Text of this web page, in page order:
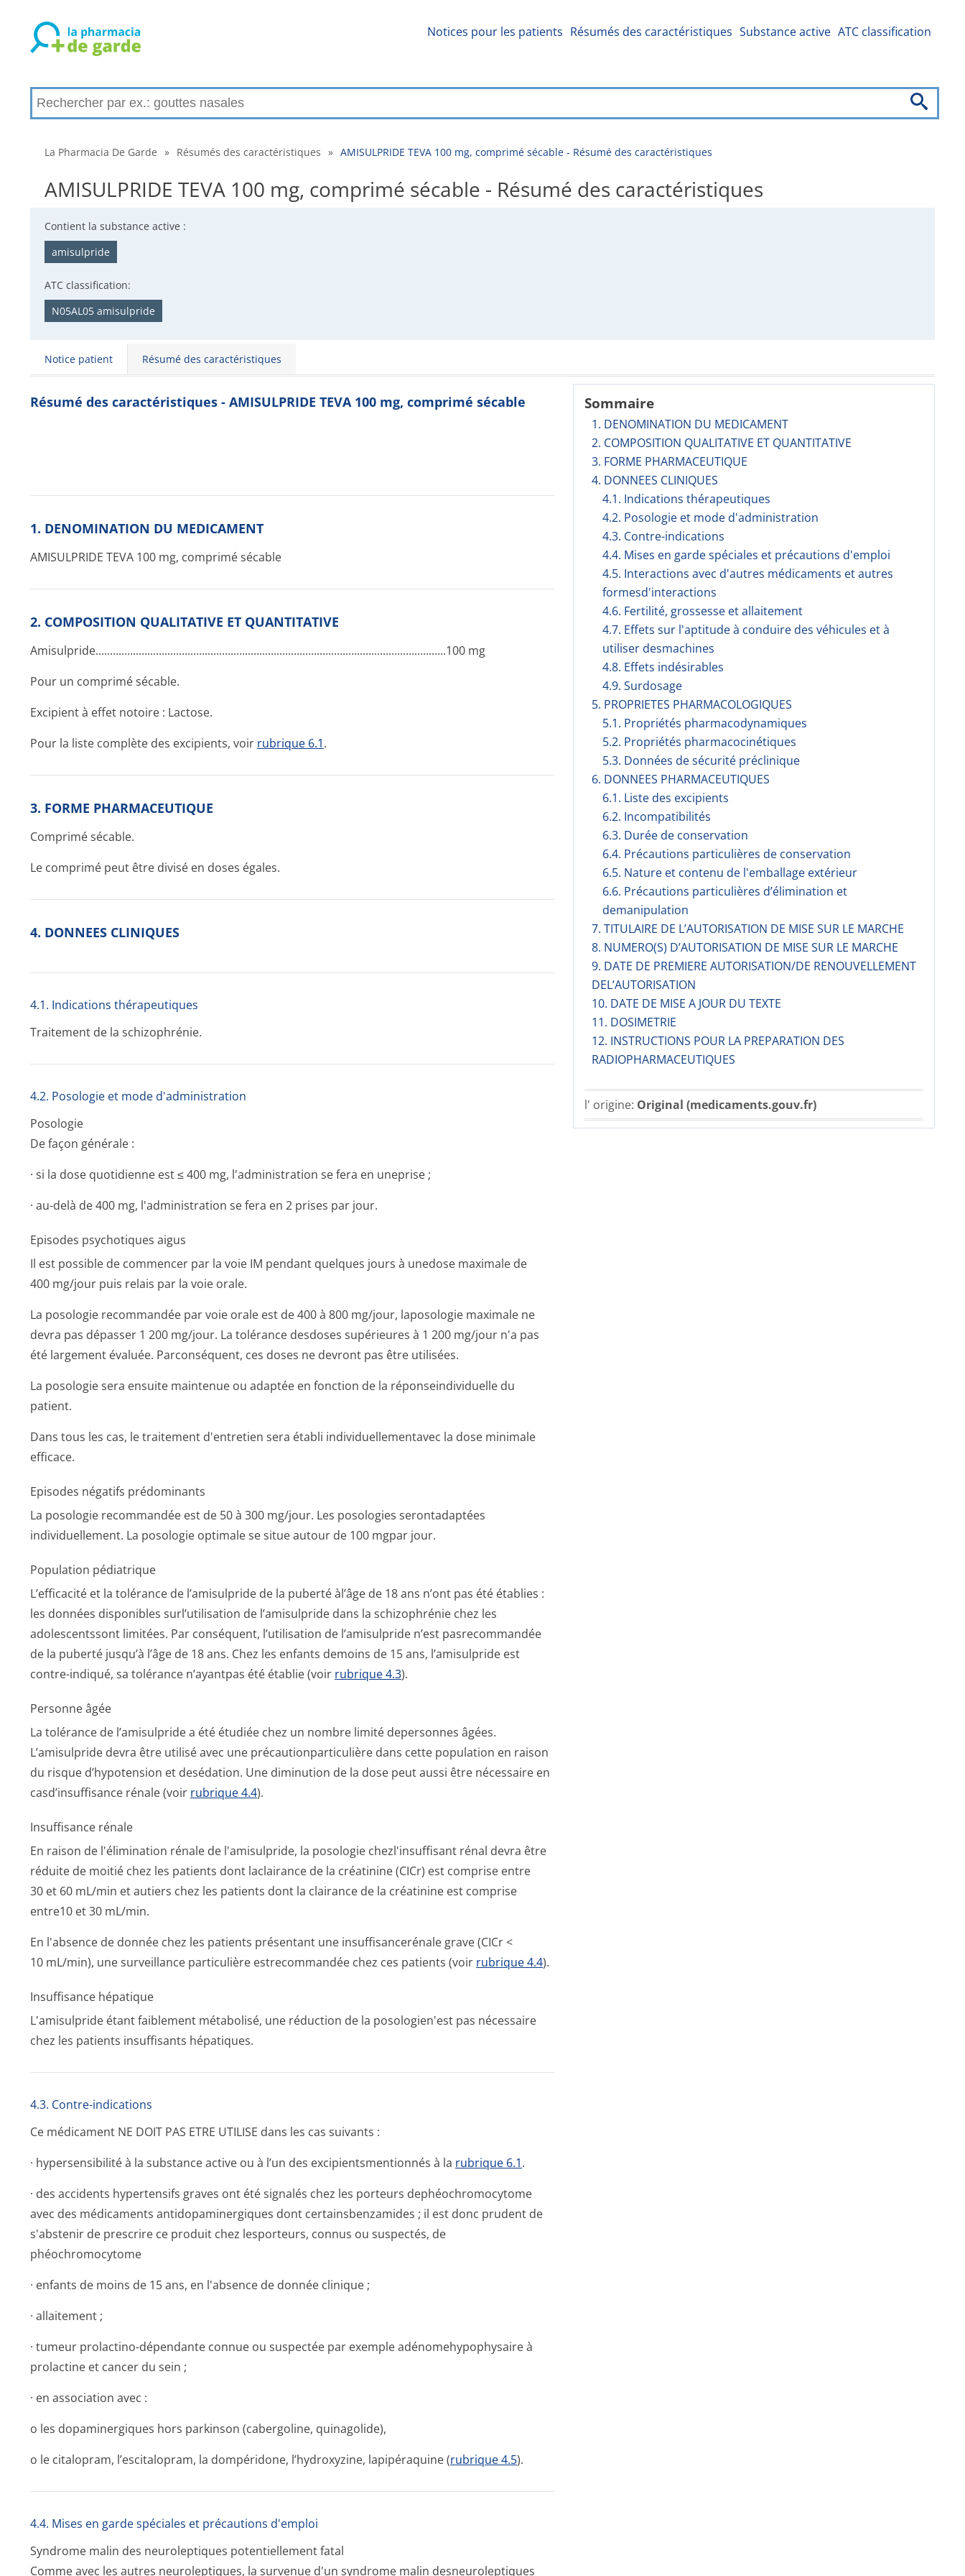
Notices pour les patients Résumés des caractéristiques Substance active ATC classification
La Pharmacia De Garde » Résumés des caractéristiques » AMISULPRIDE TEVA 100 mg, comprimé sécable - Résumé des caractéristiques
AMISULPRIDE TEVA 100 mg, comprimé sécable - Résumé des caractéristiques
Contient la substance active :
amisulpride
ATC classification:
N05AL05 amisulpride
Notice patient Résumé des caractéristiques
Sommaire
1. DENOMINATION DU MEDICAMENT
2. COMPOSITION QUALITATIVE ET QUANTITATIVE
3. FORME PHARMACEUTIQUE
4. DONNEES CLINIQUES
4.1. Indications thérapeutiques
4.2. Posologie et mode d'administration
4.3. Contre-indications
4.4. Mises en garde spéciales et précautions d'emploi
4.5. Interactions avec d'autres médicaments et autres
formesd'interactions
4.6. Fertilité, grossesse et allaitement
4.7. Effets sur l'aptitude à conduire des véhicules et à
utiliser desmachines
4.8. Effets indésirables
4.9. Surdosage
5. PROPRIETES PHARMACOLOGIQUES
5.1. Propriétés pharmacodynami­ques
5.2. Propriétés pharmacocinéti­ques
5.3. Données de sécurité préclinique
6. DONNEES PHARMACEUTIQUES
6.1. Liste des excipients
6.2. Incompati­bilités
6.3. Durée de conservation
6.4. Précautions particulières de conservation
6.5. Nature et contenu de l'emballage extérieur
6.6. Précautions particulières d’élimination et
demanipulation
7. TITULAIRE DE L’AUTORISATION DE MISE SUR LE MARCHE
8. NUMERO(S) D’AUTORISATION DE MISE SUR LE MARCHE
9. DATE DE PREMIERE AUTORISATION/DE RENOUVELLEMENT
DEL’AUTORISATION
10. DATE DE MISE A JOUR DU TEXTE
11. DOSIMETRIE
12. INSTRUCTIONS POUR LA PREPARATION DES
RADIOPHARMACE­UTIQUES
l' origine: Original (medicaments.gouv.fr)
Résumé des caractéristiques - AMISULPRIDE TEVA 100 mg, comprimé sécable
1. DENOMINATION DU MEDICAMENT
AMISULPRIDE TEVA 100 mg, comprimé sécable
2. COMPOSITION QUALITATIVE ET QUANTITATIVE
Amisulpride..­.............­.............­.............­.............­.............­.............­.............­.............­.............­...100 mg
Pour un comprimé sécable.
Excipient à effet notoire : Lactose.
Pour la liste complète des excipients, voir rubrique 6.1.
3. FORME PHARMACEUTIQUE
Comprimé sécable.
Le comprimé peut être divisé en doses égales.
4. DONNEES CLINIQUES
4.1. Indications thérapeutiques
Traitement de la schizophrénie.
4.2. Posologie et mode d'administration
Posologie
De façon générale :
· si la dose quotidienne est ≤ 400 mg, l'administration se fera en uneprise ;
· au-delà de 400 mg, l'administration se fera en 2 prises par jour.
Episodes psychotiques aigus
Il est possible de commencer par la voie IM pendant quelques jours à unedose maximale de
400 mg/jour puis relais par la voie orale.
La posologie recommandée par voie orale est de 400 à 800 mg/jour, laposologie maximale ne
devra pas dépasser 1 200 mg/jour. La tolérance desdoses supérieures à 1 200 mg/jour n'a pas
été largement évaluée. Parconséquent, ces doses ne devront pas être utilisées.
La posologie sera ensuite maintenue ou adaptée en fonction de la réponseindividuelle du
patient.
Dans tous les cas, le traitement d'entretien sera établi individuellemen­tavec la dose minimale
efficace.
Episodes négatifs prédominants
La posologie recommandée est de 50 à 300 mg/jour. Les posologies serontadaptées
individuellement. La posologie optimale se situe autour de 100 mgpar jour.
Population pédiatrique
L’efficacité et la tolérance de l’amisulpride de la puberté àl’âge de 18 ans n’ont pas été établies :
les données disponibles surl’utilisation de l’amisulpride dans la schizophrénie chez les
adolescentssont limitées. Par conséquent, l’utilisation de l’amisulpride n’est pasrecommandée
de la puberté jusqu’à l’âge de 18 ans. Chez les enfants demoins de 15 ans, l’amisulpride est
contre-indiqué, sa tolérance n’ayantpas été établie (voir rubrique 4.3).
Personne âgée
La tolérance de l’amisulpride a été étudiée chez un nombre limité depersonnes âgées.
L’amisulpride devra être utilisé avec une précautionpar­ticulière dans cette population en raison
du risque d’hypotension et desédation. Une diminution de la dose peut aussi être nécessaire en
casd’insuffisance rénale (voir rubrique 4.4).
Insuffisance rénale
En raison de l'élimination rénale de l'amisulpride, la posologie chezl'insuffisant rénal devra être
réduite de moitié chez les patients dont laclairance de la créatinine (CICr) est comprise entre
30 et 60 mL/min et autiers chez les patients dont la clairance de la créatinine est comprise
entre10 et 30 mL/min.
En l'absence de donnée chez les patients présentant une insuffisancerénale grave (CICr <
10 mL/min), une surveillance particulière estrecommandée chez ces patients (voir rubrique 4.4).
Insuffisance hépatique
L'amisulpride étant faiblement métabolisé, une réduction de la posologien'est pas nécessaire
chez les patients insuffisants hépatiques.
4.3. Contre-indications
Ce médicament NE DOIT PAS ETRE UTILISE dans les cas suivants :
· hypersensibilité à la substance active ou à l’un des excipientsmen­tionnés à la rubrique 6.1.
· des accidents hypertensifs graves ont été signalés chez les porteurs dephéochromocytome
avec des médicaments antidopaminergiques dont certainsbenzamides ; il est donc prudent de
s'abstenir de prescrire ce produit chez lesporteurs, connus ou suspectés, de
phéochromocytome
· enfants de moins de 15 ans, en l'absence de donnée clinique ;
· allaitement ;
· tumeur prolactino-dépendante connue ou suspectée par exemple adénomehypophysaire à
prolactine et cancer du sein ;
· en association avec :
o les dopaminergiques hors parkinson (cabergoline, quinagolide),
o le citalopram, l’escitalopram, la dompéridone, l’hydroxyzine, lapipéraquine (rubrique 4.5).
4.4. Mises en garde spéciales et précautions d'emploi
Syndrome malin des neuroleptiques potentiellement fatal
Comme avec les autres neuroleptiques, la survenue d'un syndrome malin desneuroleptiques